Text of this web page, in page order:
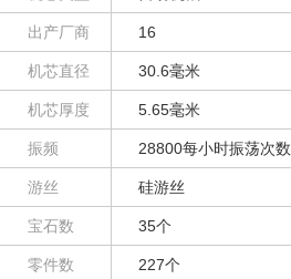
出产厂商 16
机芯直径 30.6毫米
机芯厚度 5.65毫米
振频 28800每小时振荡次数
游丝 硅游丝
宝石数 35个
零件数 227个